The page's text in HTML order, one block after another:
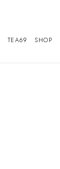
TEA69 SHOP